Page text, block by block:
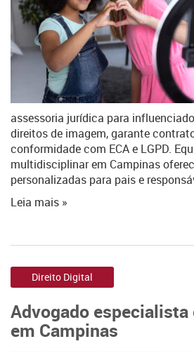
assessoria jurídica para
direitos de imagem, garante
conformidade com ECA e LGPD.
multidisciplinar em Campinas
personalizadas para pais e
Leia mais »
Direito Digital
Advogado especialista
em Campinas